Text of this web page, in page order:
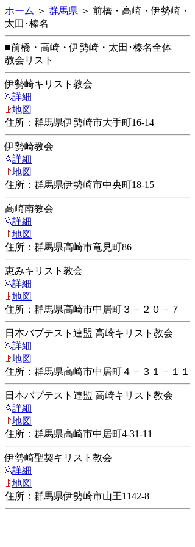
ホーム ＞ 群馬県 ＞ 前橋・高崎・伊勢崎・
太田･榛名
■前橋・高崎・伊勢崎・太田･榛名全体
教会リスト
伊勢崎キリスト教会
詳細
地図
住所：群馬県伊勢崎市大手町16-14
伊勢崎教会
詳細
地図
住所：群馬県伊勢崎市中央町18-15
高崎南教会
詳細
地図
住所：群馬県高崎市竜見町86
恵みキリスト教会
詳細
地図
住所：群馬県高崎市中居町３－２０－７
日本バプテスト連盟 高崎キリスト教会
詳細
地図
住所：群馬県高崎市中居町４－３１－１１
日本バプテスト連盟 高崎キリスト教会
詳細
地図
住所：群馬県高崎市中居町4-31-11
伊勢崎聖契キリスト教会
詳細
地図
住所：群馬県伊勢崎市山王1142-8